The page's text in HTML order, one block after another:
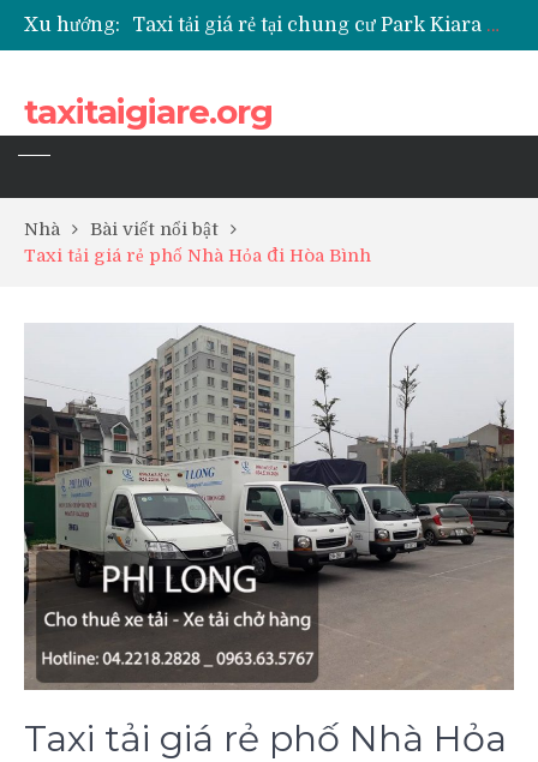
Xu hướng:
Taxi tải giá rẻ tại chung cư Park Kiara Hà Đông
Taxi tải giá rẻ tại chung cư Grande Park Phú Lãm
taxitaigiare.org
Nhà
Bài viết nổi bật
Taxi tải giá rẻ phố Nhà Hỏa đi Hòa Bình
Taxi tải giá rẻ phố Nhà Hỏa